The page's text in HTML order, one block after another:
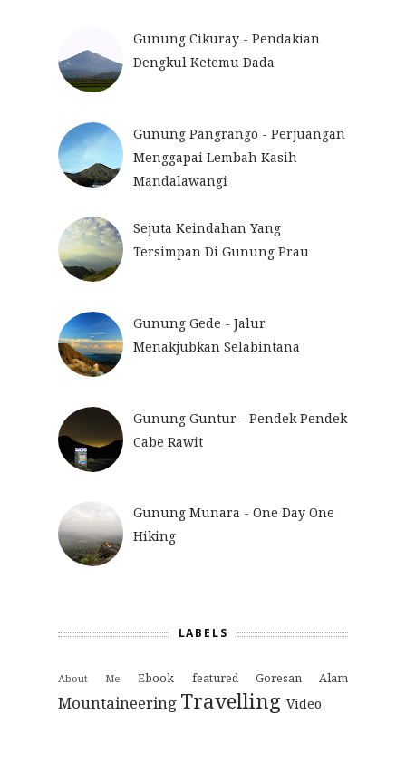
Gunung Cikuray - Pendakian
Dengkul Ketemu Dada
Gunung Pangrango - Perjuangan
Menggapai Lembah Kasih
Mandalawangi
Sejuta Keindahan Yang
Tersimpan Di Gunung Prau
Gunung Gede - Jalur
Menakjubkan Selabintana
Gunung Guntur - Pendek Pendek
Cabe Rawit
Gunung Munara - One Day One
Hiking
LABELS
About Me Ebook featured Goresan Alam
Mountaineering Travelling Video